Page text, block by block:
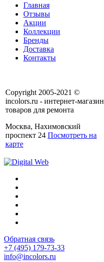
Главная
Отзывы
Акции
Коллекции
Бренды
Доставка
Контакты
Copyright 2005-2021 ©
incolors.ru - интернет-магазин
товаров для ремонта
Москва, Нахимовский
проспект 24 Посмотреть на
карте
Обратная связь
+7 (495) 179-73-33
info@incolors.ru